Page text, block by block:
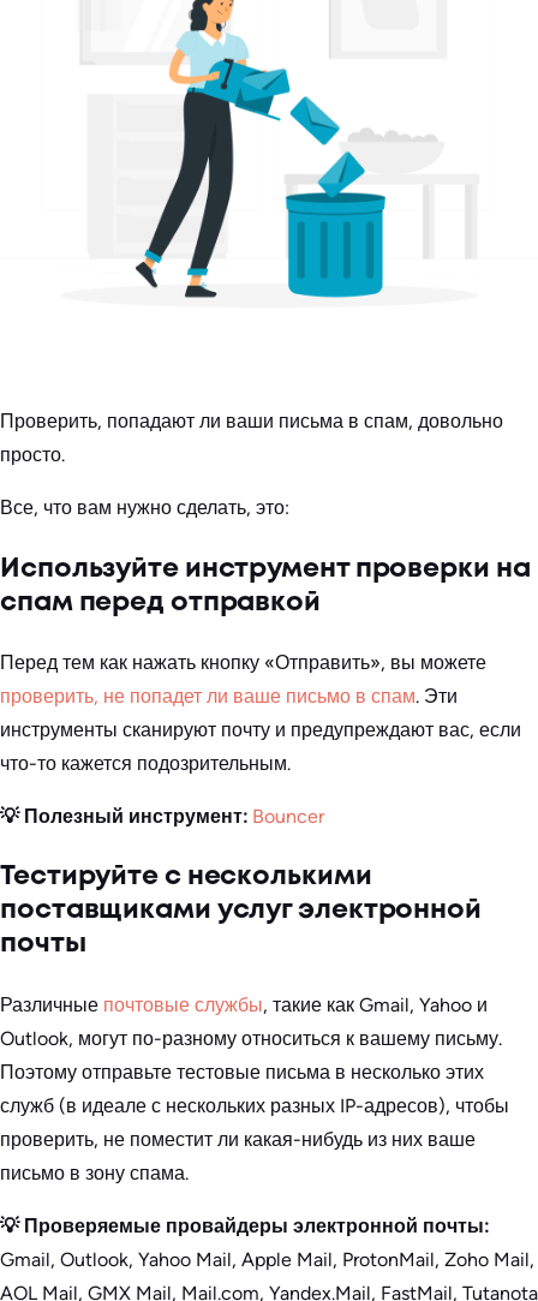
Проверить, попадают ли ваши письма в спам, довольно
просто.
Все, что вам нужно сделать, это:
Используйте инструмент проверки на
спам перед отправкой
Перед тем как нажать кнопку «Отправить», вы можете
проверить, не попадет ли ваше письмо в спам. Эти
инструменты сканируют почту и предупреждают вас, если
что-то кажется подозрительным.
💡 Полезный инструмент: Bouncer
Тестируйте с несколькими
поставщиками услуг электронной
почты
Различные почтовые службы, такие как Gmail, Yahoo и
Outlook, могут по-разному относиться к вашему письму.
Поэтому отправьте тестовые письма в несколько этих
служб (в идеале с нескольких разных IP-адресов), чтобы
проверить, не поместит ли какая-нибудь из них ваше
письмо в зону спама.
💡 Проверяемые провайдеры электронной почты:
Gmail, Outlook, Yahoo Mail, Apple Mail, ProtonMail, Zoho Mail,
AOL Mail, GMX Mail, Mail.com, Yandex.Mail, FastMail, Tutanota